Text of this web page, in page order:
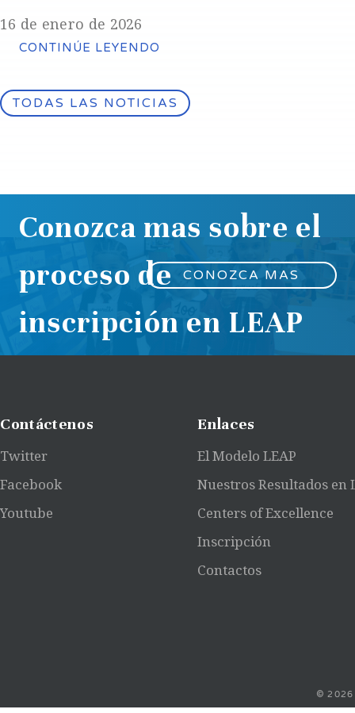
16 de enero de 2026
CONTINÚE LEYENDO
TODAS LAS NOTICIAS
Conozca mas sobre el
proceso de
inscripción en LEAP
CONOZCA MAS
Contáctenos
Twitter
Facebook
Youtube
Enlaces
El Modelo LEAP
Nuestros Resultados en
Centers of Excellence
Inscripción
Contactos
© 2026